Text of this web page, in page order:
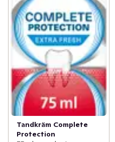
Tandkräm Complete
Protection